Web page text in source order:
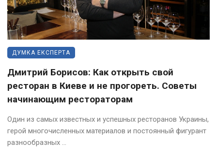
ДУМКА ЕКСПЕРТА
Дмитрий Борисов: Как открыть свой
ресторан в Киеве и не прогореть. Советы
начинающим рестораторам
Один из самых известных и успешных ресторанов Украины,
герой многочисленных материалов и постоянный фигурант
разнообразных ...